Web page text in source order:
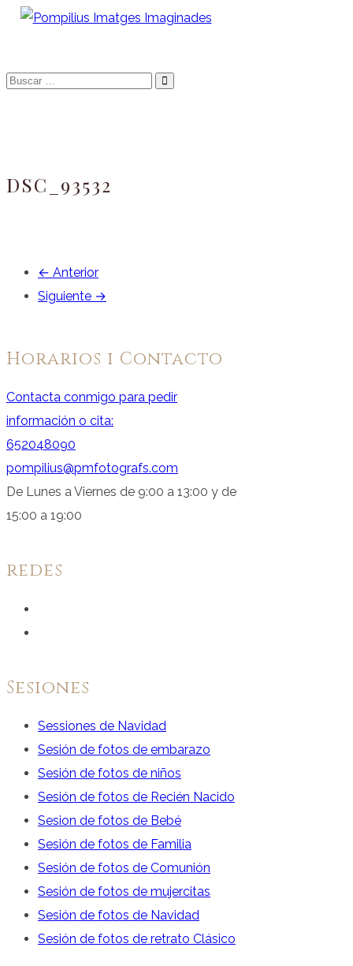
Saltar
Pompilius Imatges
Imaginades
Buscar
DSC_93532
← Anterior
Siguiente →
Horarios i Contacto
Contacta conmigo para pedir
información o cita:
652048090
pompilius@pmfotografs.com
De Lunes a Viernes de 9:00 a 13:00 y de
15:00 a 19:00
redes
facebook.com
Facebook
de
en
Instagram
Sesiones
Sessiones de Navidad
Sesión de fotos de embarazo
Sesión de fotos de niños
Sesión de fotos de Recién Nacido
Sesion de fotos de Bebé
Sesión de fotos de Familia
Sesión de fotos de Comunión
Sesión de fotos de mujercitas
Sesión de fotos de Navidad
Sesión de fotos de retrato Clásico